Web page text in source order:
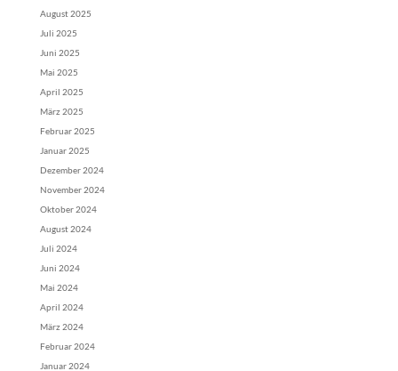
August 2025
Juli 2025
Juni 2025
Mai 2025
April 2025
März 2025
Februar 2025
Januar 2025
Dezember 2024
November 2024
Oktober 2024
August 2024
Juli 2024
Juni 2024
Mai 2024
April 2024
März 2024
Februar 2024
Januar 2024